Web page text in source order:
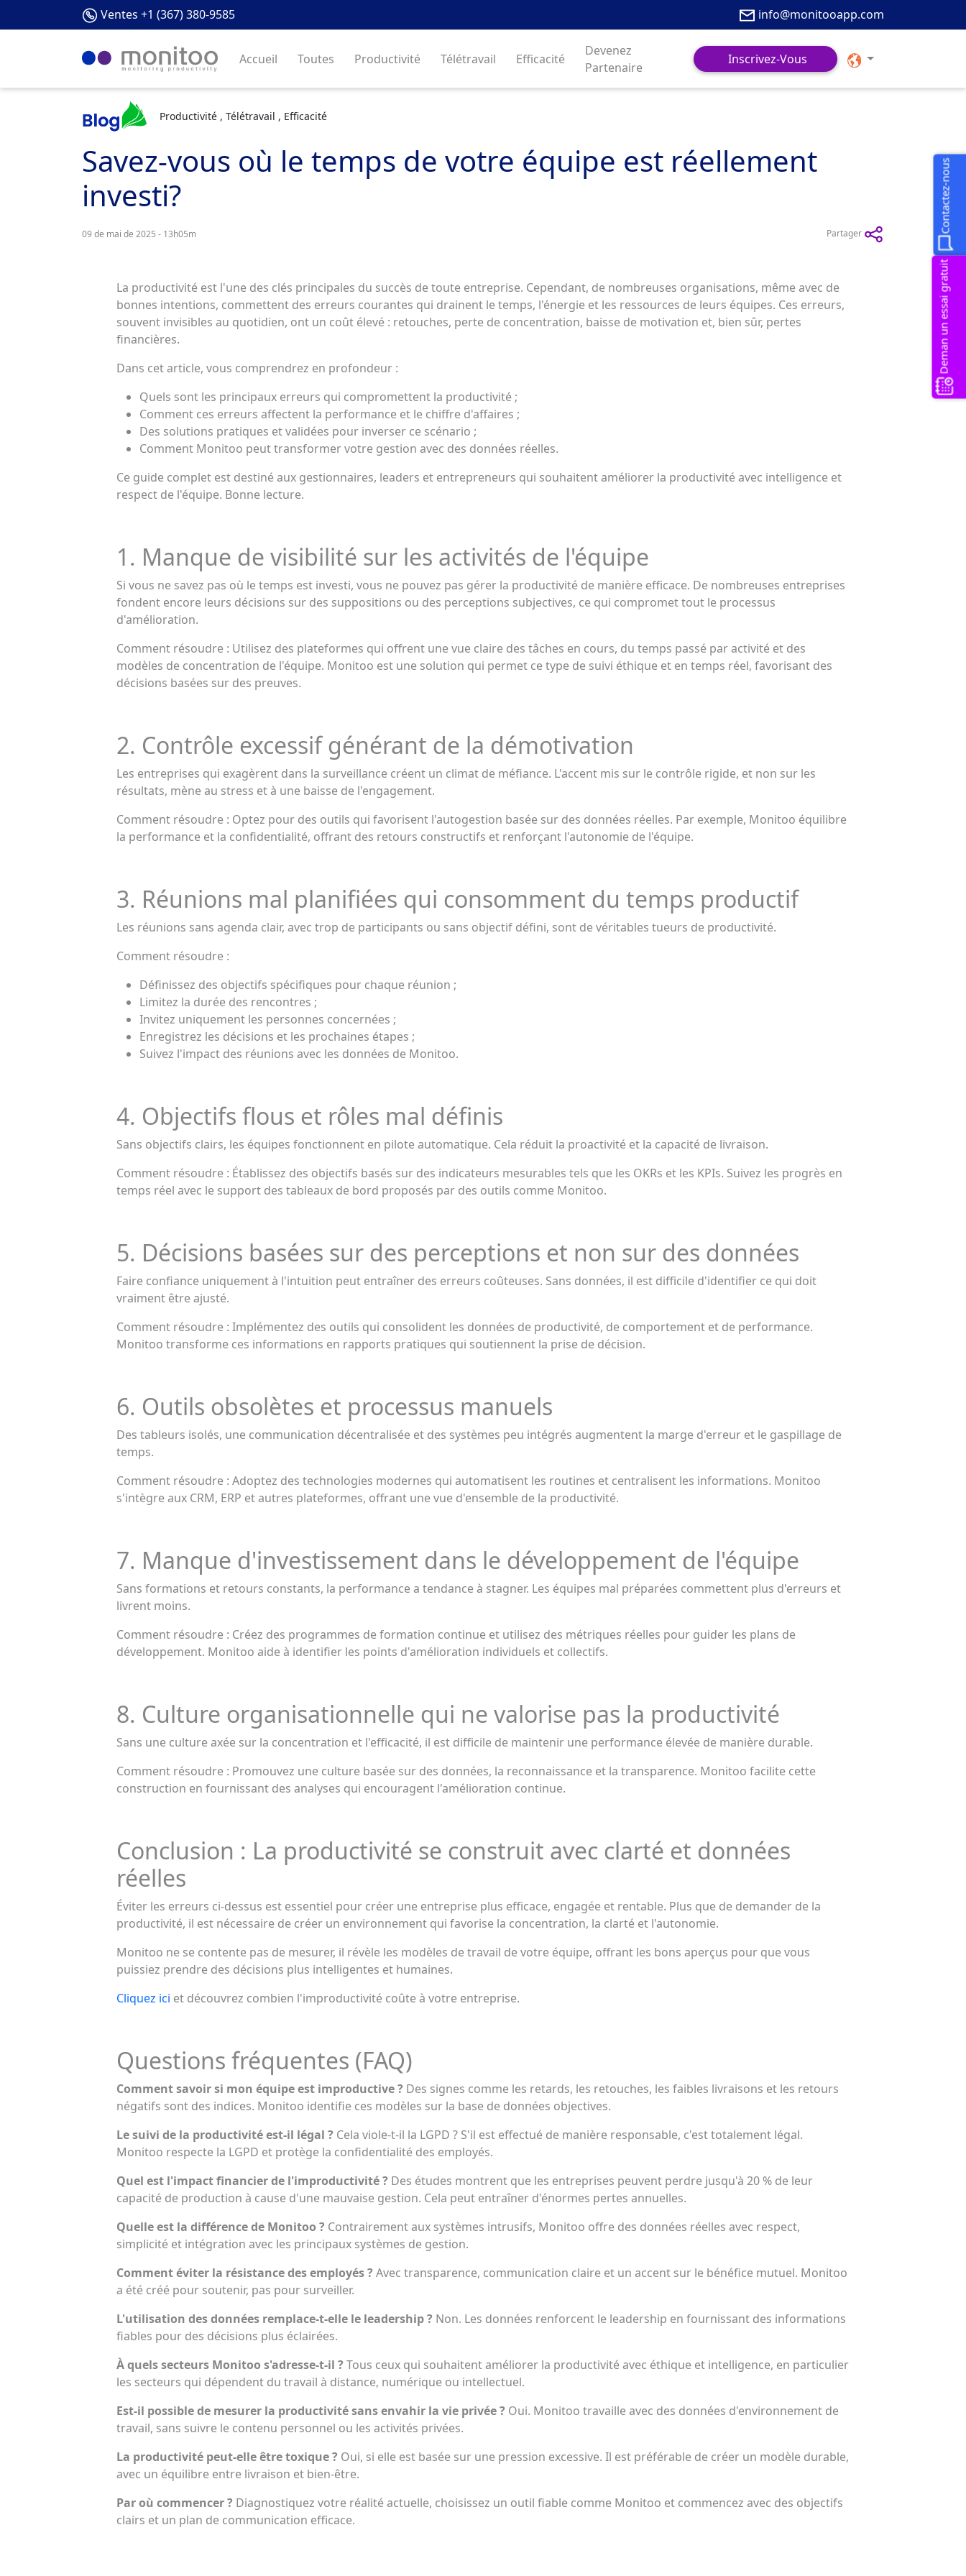
Ventes +1 (367) 380-9585 info@monitooapp.com
Accueil Toutes Productivité Télétravail Efficacité
Devenez
Partenaire
Inscrivez-Vous
Productivité , Télétravail , Efficacité
Savez-vous où le temps de votre équipe est réellement
investi?
09 de mai de 2025 - 13h05m Partager
La productivité est l'une des clés principales du succès de toute entreprise. Cependant, de nombreuses organisations, même avec de
bonnes intentions, commettent des erreurs courantes qui drainent le temps, l'énergie et les ressources de leurs équipes. Ces erreurs,
souvent invisibles au quotidien, ont un coût élevé : retouches, perte de concentration, baisse de motivation et, bien sûr, pertes
financières.
Dans cet article, vous comprendrez en profondeur :
Quels sont les principaux erreurs qui compromettent la productivité ;
Comment ces erreurs affectent la performance et le chiffre d'affaires ;
Des solutions pratiques et validées pour inverser ce scénario ;
Comment Monitoo peut transformer votre gestion avec des données réelles.
Ce guide complet est destiné aux gestionnaires, leaders et entrepreneurs qui souhaitent améliorer la productivité avec intelligence et
respect de l'équipe. Bonne lecture.
1. Manque de visibilité sur les activités de l'équipe
Si vous ne savez pas où le temps est investi, vous ne pouvez pas gérer la productivité de manière efficace. De nombreuses entreprises
fondent encore leurs décisions sur des suppositions ou des perceptions subjectives, ce qui compromet tout le processus
d'amélioration.
Comment résoudre : Utilisez des plateformes qui offrent une vue claire des tâches en cours, du temps passé par activité et des
modèles de concentration de l'équipe. Monitoo est une solution qui permet ce type de suivi éthique et en temps réel, favorisant des
décisions basées sur des preuves.
2. Contrôle excessif générant de la démotivation
Les entreprises qui exagèrent dans la surveillance créent un climat de méfiance. L'accent mis sur le contrôle rigide, et non sur les
résultats, mène au stress et à une baisse de l'engagement.
Comment résoudre : Optez pour des outils qui favorisent l'autogestion basée sur des données réelles. Par exemple, Monitoo équilibre
la performance et la confidentialité, offrant des retours constructifs et renforçant l'autonomie de l'équipe.
3. Réunions mal planifiées qui consomment du temps productif
Les réunions sans agenda clair, avec trop de participants ou sans objectif défini, sont de véritables tueurs de productivité.
Comment résoudre :
Définissez des objectifs spécifiques pour chaque réunion ;
Limitez la durée des rencontres ;
Invitez uniquement les personnes concernées ;
Enregistrez les décisions et les prochaines étapes ;
Suivez l'impact des réunions avec les données de Monitoo.
4. Objectifs flous et rôles mal définis
Sans objectifs clairs, les équipes fonctionnent en pilote automatique. Cela réduit la proactivité et la capacité de livraison.
Comment résoudre : Établissez des objectifs basés sur des indicateurs mesurables tels que les OKRs et les KPIs. Suivez les progrès en
temps réel avec le support des tableaux de bord proposés par des outils comme Monitoo.
5. Décisions basées sur des perceptions et non sur des données
Faire confiance uniquement à l'intuition peut entraîner des erreurs coûteuses. Sans données, il est difficile d'identifier ce qui doit
vraiment être ajusté.
Comment résoudre : Implémentez des outils qui consolident les données de productivité, de comportement et de performance.
Monitoo transforme ces informations en rapports pratiques qui soutiennent la prise de décision.
6. Outils obsolètes et processus manuels
Des tableurs isolés, une communication décentralisée et des systèmes peu intégrés augmentent la marge d'erreur et le gaspillage de
temps.
Comment résoudre : Adoptez des technologies modernes qui automatisent les routines et centralisent les informations. Monitoo
s'intègre aux CRM, ERP et autres plateformes, offrant une vue d'ensemble de la productivité.
7. Manque d'investissement dans le développement de l'équipe
Sans formations et retours constants, la performance a tendance à stagner. Les équipes mal préparées commettent plus d'erreurs et
livrent moins.
Comment résoudre : Créez des programmes de formation continue et utilisez des métriques réelles pour guider les plans de
développement. Monitoo aide à identifier les points d'amélioration individuels et collectifs.
8. Culture organisationnelle qui ne valorise pas la productivité
Sans une culture axée sur la concentration et l'efficacité, il est difficile de maintenir une performance élevée de manière durable.
Comment résoudre : Promouvez une culture basée sur des données, la reconnaissance et la transparence. Monitoo facilite cette
construction en fournissant des analyses qui encouragent l'amélioration continue.
Conclusion : La productivité se construit avec clarté et données
réelles
Éviter les erreurs ci-dessus est essentiel pour créer une entreprise plus efficace, engagée et rentable. Plus que de demander de la
productivité, il est nécessaire de créer un environnement qui favorise la concentration, la clarté et l'autonomie.
Monitoo ne se contente pas de mesurer, il révèle les modèles de travail de votre équipe, offrant les bons aperçus pour que vous
puissiez prendre des décisions plus intelligentes et humaines.
Cliquez ici et découvrez combien l'improductivité coûte à votre entreprise.
Questions fréquentes (FAQ)
Comment savoir si mon équipe est improductive ? Des signes comme les retards, les retouches, les faibles livraisons et les retours
négatifs sont des indices. Monitoo identifie ces modèles sur la base de données objectives.
Le suivi de la productivité est-il légal ? Cela viole-t-il la LGPD ? S'il est effectué de manière responsable, c'est totalement légal.
Monitoo respecte la LGPD et protège la confidentialité des employés.
Quel est l'impact financier de l'improductivité ? Des études montrent que les entreprises peuvent perdre jusqu'à 20 % de leur
capacité de production à cause d'une mauvaise gestion. Cela peut entraîner d'énormes pertes annuelles.
Quelle est la différence de Monitoo ? Contrairement aux systèmes intrusifs, Monitoo offre des données réelles avec respect,
simplicité et intégration avec les principaux systèmes de gestion.
Comment éviter la résistance des employés ? Avec transparence, communication claire et un accent sur le bénéfice mutuel. Monitoo
a été créé pour soutenir, pas pour surveiller.
L'utilisation des données remplace-t-elle le leadership ? Non. Les données renforcent le leadership en fournissant des informations
fiables pour des décisions plus éclairées.
À quels secteurs Monitoo s'adresse-t-il ? Tous ceux qui souhaitent améliorer la productivité avec éthique et intelligence, en particulier
les secteurs qui dépendent du travail à distance, numérique ou intellectuel.
Est-il possible de mesurer la productivité sans envahir la vie privée ? Oui. Monitoo travaille avec des données d'environnement de
travail, sans suivre le contenu personnel ou les activités privées.
La productivité peut-elle être toxique ? Oui, si elle est basée sur une pression excessive. Il est préférable de créer un modèle durable,
avec un équilibre entre livraison et bien-être.
Par où commencer ? Diagnostiquez votre réalité actuelle, choisissez un outil fiable comme Monitoo et commencez avec des objectifs
clairs et un plan de communication efficace.
Contactez-nous
Deman un essai gratuit